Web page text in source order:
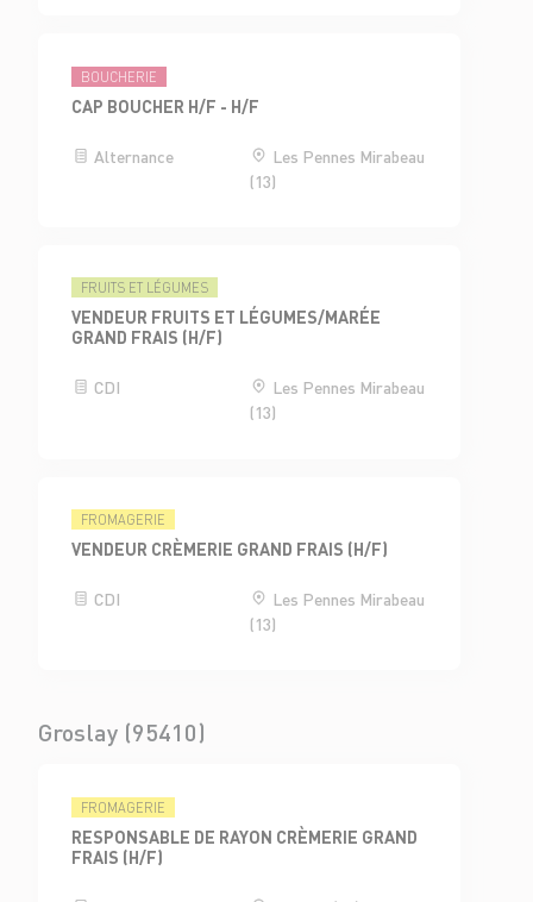
BOUCHERIE
CAP BOUCHER H/F - H/F
Alternance
Les Pennes Mirabeau
(13)
FRUITS ET LÉGUMES
VENDEUR FRUITS ET LÉGUMES/MARÉE
GRAND FRAIS (H/F)
CDI
Les Pennes Mirabeau
(13)
FROMAGERIE
VENDEUR CRÈMERIE GRAND FRAIS (H/F)
CDI
Les Pennes Mirabeau
(13)
Groslay (95410)
FROMAGERIE
RESPONSABLE DE RAYON CRÈMERIE GRAND
FRAIS (H/F)